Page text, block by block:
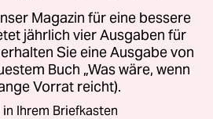
Magazin für eine bessere
jährlich vier Ausgaben für
Sie eine Ausgabe von
Buch „Was wäre, wenn
Vorrat reicht).
Ihrem Briefkasten